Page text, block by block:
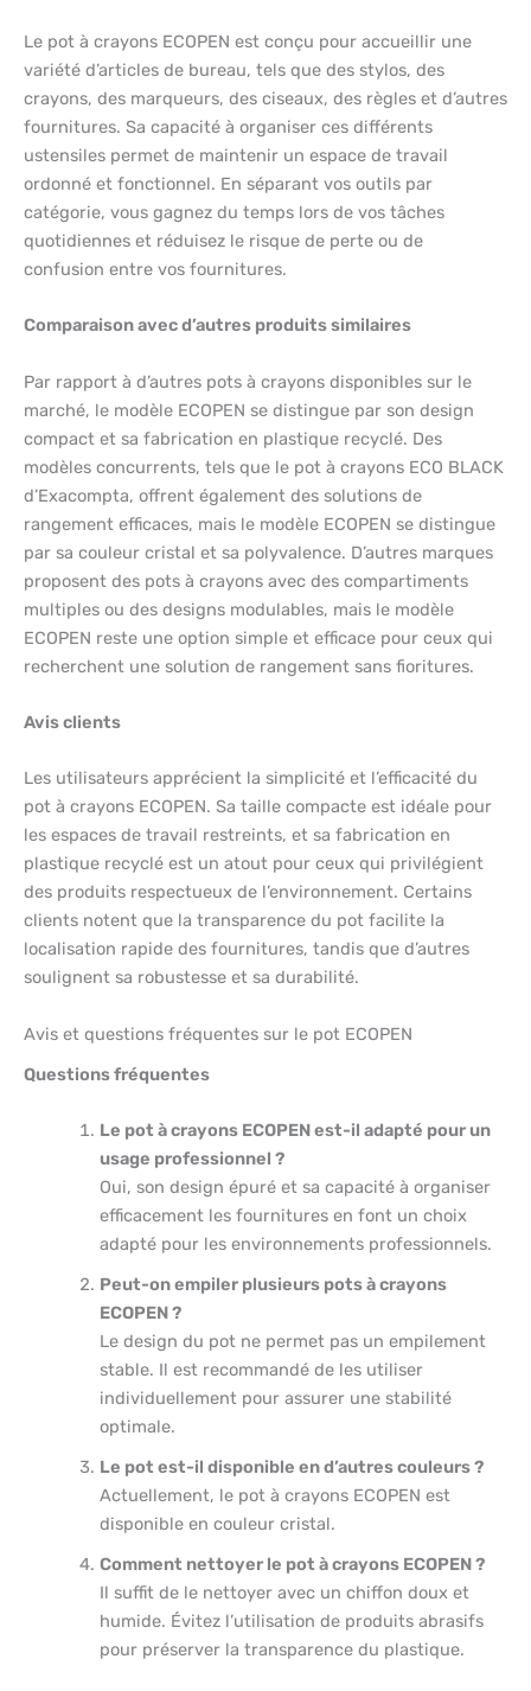
Le pot à crayons ECOPEN est conçu pour accueillir une
variété d’articles de bureau, tels que des stylos, des
crayons, des marqueurs, des ciseaux, des règles et d’autres
fournitures. Sa capacité à organiser ces différents
ustensiles permet de maintenir un espace de travail
ordonné et fonctionnel. En séparant vos outils par
catégorie, vous gagnez du temps lors de vos tâches
quotidiennes et réduisez le risque de perte ou de
confusion entre vos fournitures.
Comparaison avec d’autres produits similaires
Par rapport à d’autres pots à crayons disponibles sur le
marché, le modèle ECOPEN se distingue par son design
compact et sa fabrication en plastique recyclé. Des
modèles concurrents, tels que le pot à crayons ECO BLACK
d’Exacompta, offrent également des solutions de
rangement efficaces, mais le modèle ECOPEN se distingue
par sa couleur cristal et sa polyvalence. D’autres marques
proposent des pots à crayons avec des compartiments
multiples ou des designs modulables, mais le modèle
ECOPEN reste une option simple et efficace pour ceux qui
recherchent une solution de rangement sans fioritures.
Avis clients
Les utilisateurs apprécient la simplicité et l’efficacité du
pot à crayons ECOPEN. Sa taille compacte est idéale pour
les espaces de travail restreints, et sa fabrication en
plastique recyclé est un atout pour ceux qui privilégient
des produits respectueux de l’environnement. Certains
clients notent que la transparence du pot facilite la
localisation rapide des fournitures, tandis que d’autres
soulignent sa robustesse et sa durabilité.
Avis et questions fréquentes sur le pot ECOPEN
Questions fréquentes
Le pot à crayons ECOPEN est-il adapté pour un
usage professionnel ?
Oui, son design épuré et sa capacité à organiser
efficacement les fournitures en font un choix
adapté pour les environnements professionnels.
Peut-on empiler plusieurs pots à crayons
ECOPEN ?
Le design du pot ne permet pas un empilement
stable. Il est recommandé de les utiliser
individuellement pour assurer une stabilité
optimale.
Le pot est-il disponible en d’autres couleurs ?
Actuellement, le pot à crayons ECOPEN est
disponible en couleur cristal.
Comment nettoyer le pot à crayons ECOPEN ?
Il suffit de le nettoyer avec un chiffon doux et
humide. Évitez l’utilisation de produits abrasifs
pour préserver la transparence du plastique.